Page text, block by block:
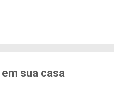
um dado alarmante:
sua casa